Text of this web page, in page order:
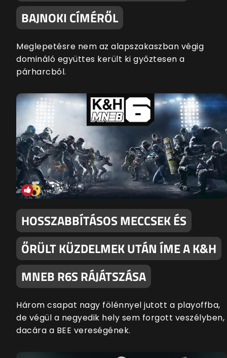
BAJNOKI CÍMÉRŐL
Meglepetésre nem az alapszakaszban végig
domináló együttes került ki győztesen a
párharcból.
HOSSZABBÍTÁSOS MECCSEK ÉS
ŐRÜLT KÜZDELMEK UTÁN ÍME A K&H
MNEB R6S RÁJÁTSZÁSA
Három csapat nagy fölénnyel jutott a playoffba,
de végül a negyedik hely sem forgott veszélyben,
dacára a BEE vereségének.